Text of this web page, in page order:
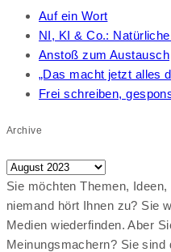
Auf ein Wort
NI, KI & Co.:
Anstoß zum Austausch
„Das macht jetzt alles
Frei schreiben,
Archive
Archive
Sie möchten Themen,
niemand hört Ihnen zu? Sie
Medien wiederfinden. Aber
Meinungsmachern? Sie